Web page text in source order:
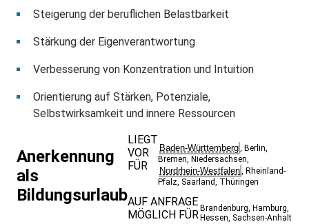
Steigerung der beruflichen Belastbarkeit
Stärkung der Eigenverantwortung
Verbesserung von Konzentration und Intuition
Orientierung auf Stärken, Potenziale,
Selbstwirksamkeit und innere Ressourcen
Anerkennung
als
Bildungsurlaub
LIEGT
VOR
FÜR
Baden-Württemberg, Berlin,
Bremen, Niedersachsen,
Nordrhein-Westfalen, Rheinland-
Pfalz, Saarland, Thüringen
AUF ANFRAGE
MÖGLICH FÜR Brandenburg, Hamburg,
Hessen, Sachsen-Anhalt